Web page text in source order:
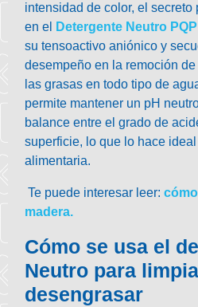
intensidad de color, el secreto
en el
Detergente Neutro
su tensoactivo aniónico y
desempeño en la remoción
las grasas en todo tipo de
permite mantener un pH
balance entre el grado de
superficie, lo que lo hace
alimentaria.
Te puede interesar leer:
madera.
Cómo se usa el
Neutro para
desengrasar